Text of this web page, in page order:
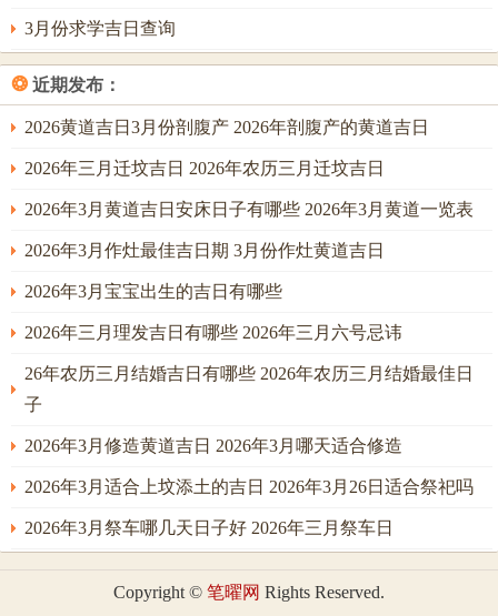
3月份求学吉日查询
❂ 近期发布：
2026黄道吉日3月份剖腹产 2026年剖腹产的黄道吉日
2026年三月迁坟吉日 2026年农历三月迁坟吉日
2026年3月黄道吉日安床日子有哪些 2026年3月黄道一览表
2026年3月作灶最佳吉日期 3月份作灶黄道吉日
2026年3月宝宝出生的吉日有哪些
2026年三月理发吉日有哪些 2026年三月六号忌讳
26年农历三月结婚吉日有哪些 2026年农历三月结婚最佳日
子
2026年3月修造黄道吉日 2026年3月哪天适合修造
2026年3月适合上坟添土的吉日 2026年3月26日适合祭祀吗
2026年3月祭车哪几天日子好 2026年三月祭车日
Copyright © 笔曜网 Rights Reserved.